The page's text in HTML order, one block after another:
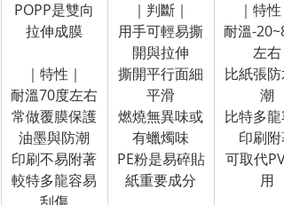
POPP是雙向
拉伸成膜
｜特性｜
耐溫70度左右
常做覆膜保護
油墨與防潮
印刷不易附著
較特多龍容易
｜判斷｜
用手可輕易撕
開與拉伸
撕開平行面細
平滑
燃燒無異味或
有蠟燭味
PE粉是易碎貼
紙重要成分
｜特性
耐溫-
左右
比紙張防
潮
比特多龍
印刷附
可取代
用